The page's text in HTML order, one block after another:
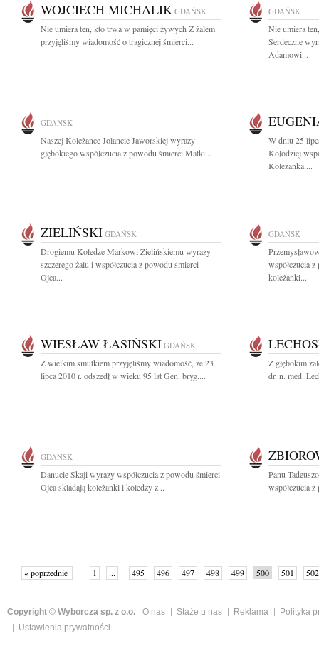
WOJCIECH MICHALIK GDAŃSK
Nie umiera ten, kto trwa w pamięci żywych Z żalem
przyjęliśmy wiadomość o tragicznej śmierci...
GDAŃSK
Nie umiera
Serdeczne
Adamowi...
GDAŃSK
Naszej Koleżance Jolancie Jaworskiej wyrazy
głębokiego współczucia z powodu śmierci Matki...
W dniu 25
Kołodziej
Koleżanka....
ZIELIŃSKI GDAŃSK
Drogiemu Koledze Markowi Zielińskiemu wyrazy
szczerego żalu i współczucia z powodu śmierci
Ojca...
GDAŃSK
współczucia
koleżanki...
WIESŁAW ŁASIŃSKI GDAŃSK
Z wielkim smutkiem przyjęliśmy wiadomość, że 23
lipca 2010 r. odszedł w wieku 95 lat Gen. bryg....
Z głębokim
dr. n. med.
GDAŃSK
Danucie Skaji wyrazy współczucia z powodu śmierci
Ojca składają koleżanki i koledzy z...
Panu
współczucia
« poprzednie 1 ... 495 496 497 498 499 500 501
502
Copyright © Wyborcza sp. z o.o. O nas Staże u nas Reklama
Polityka
Ustawienia prywatności